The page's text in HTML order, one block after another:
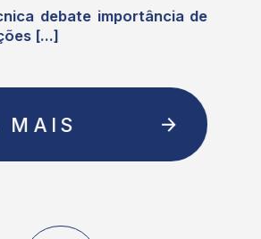
debate importância de
[...]
MAIS